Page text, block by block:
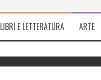
LIBRI E LETTERATURA ARTE